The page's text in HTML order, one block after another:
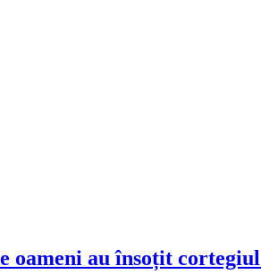
oameni au însoțit